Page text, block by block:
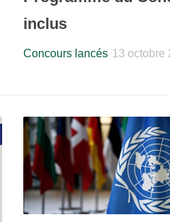
inclus
Concours lancés 13 octobre